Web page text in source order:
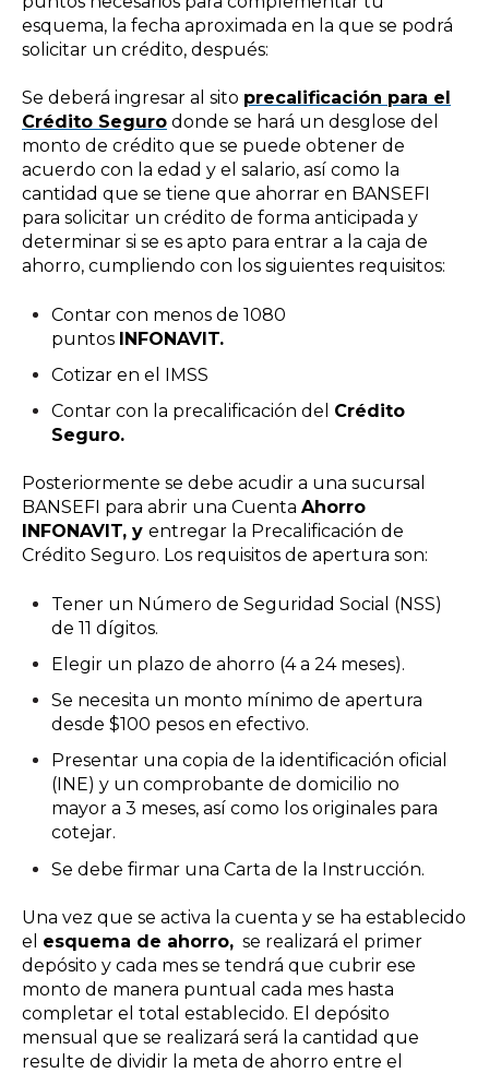
esquema, la fecha aproximada en la que se podrá
solicitar un crédito, después:
Se deberá ingresar al sito precalificación para el
Crédito Seguro donde se hará un desglose del
monto de crédito que se puede obtener de
acuerdo con la edad y el salario, así como la
cantidad que se tiene que ahorrar en BANSEFI
para solicitar un crédito de forma anticipada y
determinar si se es apto para entrar a la caja de
ahorro, cumpliendo con los siguientes requisitos:
Contar con menos de 1080
puntos INFONAVIT.
Cotizar en el IMSS
Contar con la precalificación del Crédito
Seguro.
Posteriormente se debe acudir a una sucursal
BANSEFI para abrir una Cuenta Ahorro
INFONAVIT, y entregar la Precalificación de
Crédito Seguro. Los requisitos de apertura son:
Tener un Número de Seguridad Social (NSS)
de 11 dígitos.
Elegir un plazo de ahorro (4 a 24 meses).
Se necesita un monto mínimo de apertura
desde $100 pesos en efectivo.
Presentar una copia de la identificación oficial
(INE) y un comprobante de domicilio no
mayor a 3 meses, así como los originales para
cotejar.
Se debe firmar una Carta de la Instrucción.
Una vez que se activa la cuenta y se ha establecido
el esquema de ahorro, se realizará el primer
depósito y cada mes se tendrá que cubrir ese
monto de manera puntual cada mes hasta
completar el total establecido. El depósito
mensual que se realizará será la cantidad que
resulte de dividir la meta de ahorro entre el